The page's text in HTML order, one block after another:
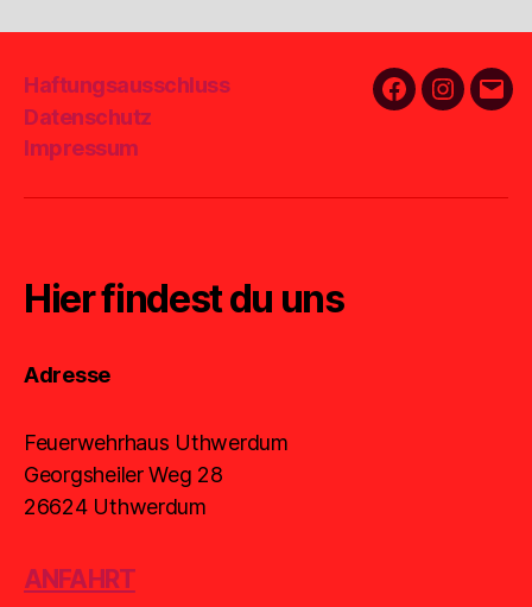
Haftungsausschluss
Datenschutz
Impressum
FacebookE-
Hier findest du uns
Adresse
Feuerwehrhaus Uthwerdum
Georgsheiler Weg 28
26624 Uthwerdum
ANFAHRT